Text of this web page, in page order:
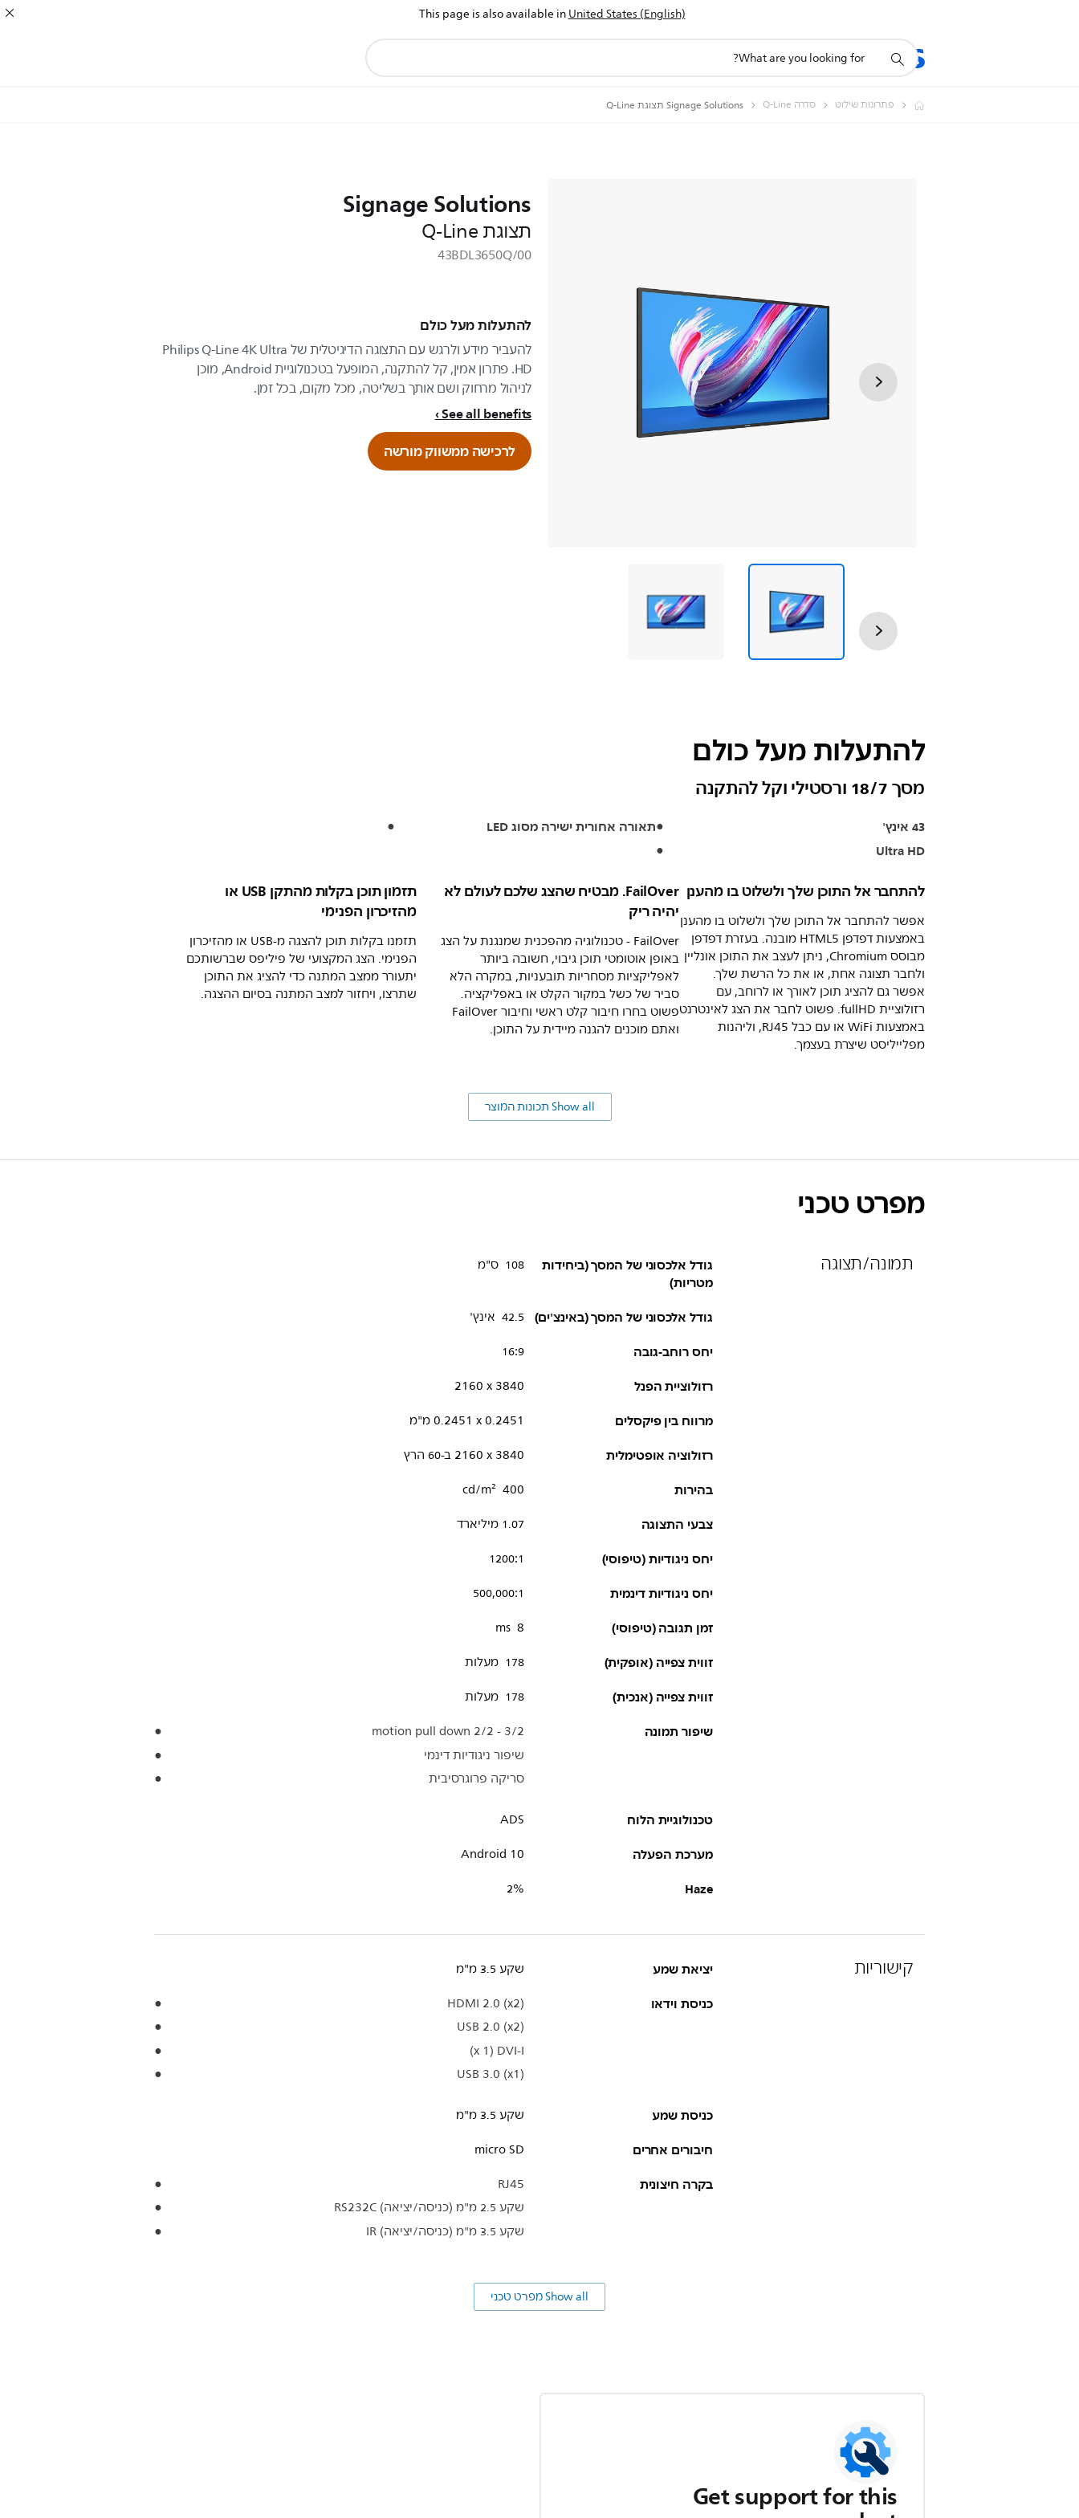
This page is also available inUnited States (English)
מוצרים תמיכה
תמיכה
בסמל
פתרונות שילוט סדרה Q-Line Signage Solutions תצוגת Q-Line
Signage Solutions
תצוגת Q-Line
43BDL3650Q/00
להתעלות מעל כולם
להעביר מידע ולרגש עם התצוגה הדיגיטלית של Philips Q-Line 4K Ultra
HD. פתרון אמין, קל להתקנה, המופעל בטכנולוגיית Android, מוכן
לניהול מרחוק ושם אותך בשליטה, מכל מקום, בכל זמן.
See all benefits
לרכישה ממשווק מורשה
להתעלות מעל כולם
מסך 18/7 ורסטילי וקל להתקנה
43 אינץ'
תאורה אחורית ישירה מסוג LED
Ultra HD
להתחבר אל התוכן שלך ולשלוט בו מהענן
אפשר להתחבר אל התוכן שלך ולשלוט בו מהענן
באמצעות דפדפן HTML5 מובנה. בעזרת דפדפן
מבוסס Chromium, ניתן לעצב את התוכן אונליין
ולחבר תצוגה אחת, או את כל הרשת שלך.
אפשר גם להציג תוכן לאורך או לרוחב, עם
רזולוציית fullHD. פשוט לחבר את הצג לאינטרנט
באמצעות WiFi או עם כבל RJ45, וליהנות
מפלייליסט שיצרת בעצמך.
FailOver. מבטיח שהצג שלכם לעולם לא
יהיה ריק
FailOver - טכנולוגיה מהפכנית שמנגנת על הצג
באופן אוטומטי תוכן גיבוי, חשובה ביותר
לאפליקציות מסחריות תובעניות, במקרה הלא
סביר של כשל במקור הקלט או באפליקציה.
פשוט בחרו חיבור קלט ראשי וחיבור FailOver
ואתם מוכנים להגנה מיידית על התוכן.
תזמון תוכן בקלות מהתקן USB או
מהזיכרון הפנימי
תזמנו בקלות תוכן להצגה מ-USB או מהזיכרון
הפנימי. הצג המקצועי של פיליפס שברשותכם
יתעורר ממצב המתנה כדי להציג את התוכן
שתרצו, ויחזור למצב המתנה בסיום ההצגה.
Show all תכונות המוצר
מפרט טכני
תמונה/תצוגה
גודל אלכסוני של המסך (ביחידות
מטריות)
108 ס"מ
גודל אלכסוני של המסך (באינצ'ים) 42.5 אינץ'
יחס רוחב-גובה 16:9
רזולוציית הפנל 3840 x ‏2160
מרווח בין פיקסלים 0.2451 x ‏0.2451 מ"מ
רזולוציה אופטימלית 3840 x ‏2160 ב-60 הרץ
בהירות 400 cd/m²
צבעי התצוגה 1.07 מיליארד
יחס ניגודיות (טיפוסי) 1200:1
יחס ניגודיות דינמית 500,000:1
זמן תגובה (טיפוסי) 8 ms
זווית צפייה (אופקית) 178 מעלות
זווית צפייה (אנכית) 178 מעלות
שיפור תמונה
3/2 - 2/2 motion pull down
שיפור ניגודיות דינמי
סריקה פרוגרסיבית
טכנולוגיית הלוח ADS
מערכת הפעלה Android 10
Haze
2%
קישוריות יציאת שמע שקע 3.5 מ"מ
כניסת וידאו
HDMI 2.0 (x2)
USB 2.0 (x2)
USB 3.0 (x1)
כניסת שמע שקע 3.5 מ"מ
חיבורים אחרים micro SD
בקרה חיצונית
RJ45
שקע 2.5 מ"מ (כניסה/יציאה) RS232C
שקע 3.5 מ"מ (כניסה/יציאה) IR
Show all מפרט טכני
Get support for this